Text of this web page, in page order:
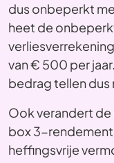
dus onbeperkt
heet de
van € 500 per
bedrag tellen dus
Ook verandert de
box 3-
heffingsvrije